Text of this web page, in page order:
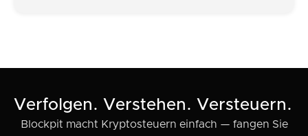
Verfolgen. Verstehen. Versteuern.
Blockpit macht Kryptosteuern einfach — fangen Sie